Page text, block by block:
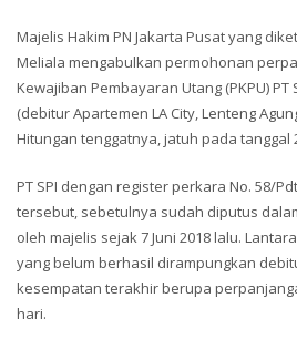
Majelis Hakim PN Jakarta Pusat yang
Meliala mengabulkan permohonan
Kewajiban Pembayaran Utang (PKPU)
(debitur Apartemen LA City, Lenteng
Hitungan tenggatnya, jatuh pada tanggal
PT SPI dengan register perkara No. 58/
tersebut, sebetulnya sudah diputus
oleh majelis sejak 7 Juni 2018 lalu.
yang belum berhasil dirampungkan
kesempatan terakhir berupa
hari.